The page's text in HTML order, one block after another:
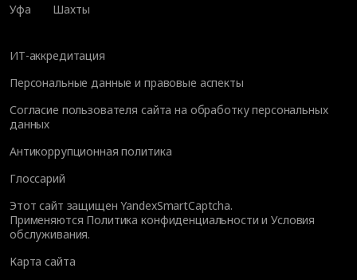
Уфа
Шахты
ИТ-аккредитация
Персональные данные и правовые аспекты
Согласие пользователя сайта на обработку персональных
данных
Антикоррупционная политика
Глоссарий
Этот сайт защищен YandexSmartCaptcha.
Применяются Политика конфиденциальности иУсловия
обслуживания.
Карта сайта